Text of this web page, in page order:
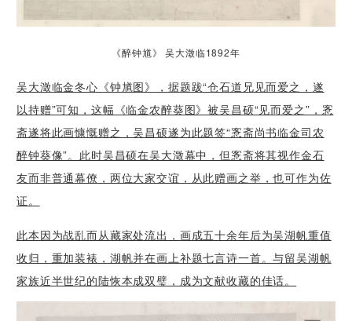
《醉钟馗》 吴大澂临1892年
吴大澂临金冬心《钟馗图》，据题跋“仓石道兄见而爱之，遂
以持赠”可知，这幅《临金农醉葵图》被吴昌硕“见而爱之”，愙
斋遂将此画慷慨赠之，吴昌硕遂为此题签“愙斋尚书临金司农
醉钟葵像”。此时吴昌硕在吴大澂幕中，但愙斋将其视作金石
友而非普通幕僚，两位大家交谊，从此赠画之举，也可作为佐
证。
此本因为战乱而从藏家处流出，画成五十余年后为吴湖帆重值
收归，重加装裱，湖帆并在画上补题七言诗一首。与留吴湖帆
家族近半世纪的陆恢本成双璧，成为文献收藏的佳话。